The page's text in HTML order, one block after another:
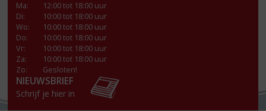
Ma:
12:00 tot 18:00 uur
Di:
10:00 tot 18:00 uur
Wo:
10:00 tot 18:00 uur
Do:
10:00 tot 18:00 uur
Vr:
10:00 tot 18:00 uur
Za:
10:00 tot 18:00 uur
Zo:
Gesloten!
NIEUWSBRIEF
Schrijf je hier in